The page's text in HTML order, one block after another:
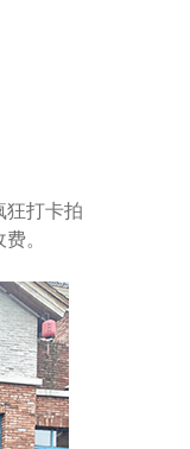
打卡拍
。